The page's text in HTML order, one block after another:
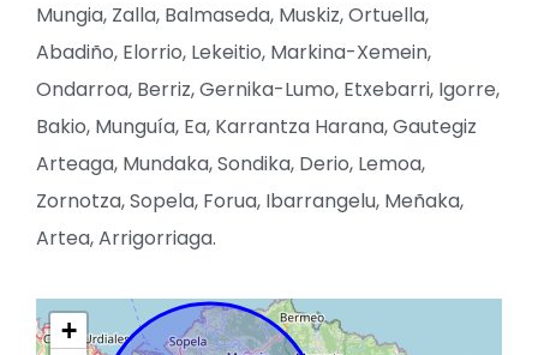
Mungia, Zalla, Balmaseda, Muskiz, Ortuella,
Abadiño, Elorrio, Lekeitio, Markina-Xemein,
Ondarroa, Berriz, Gernika-Lumo, Etxebarri, Igorre,
Bakio, Munguía, Ea, Karrantza Harana, Gautegiz
Arteaga, Mundaka, Sondika, Derio, Lemoa,
Zornotza, Sopela, Forua, Ibarrangelu, Meñaka,
Artea, Arrigorriaga.